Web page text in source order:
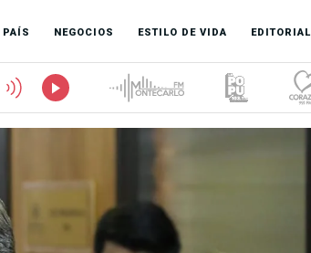
PAÍS NEGOCIOS ESTILO DE VIDA EDITORIAL